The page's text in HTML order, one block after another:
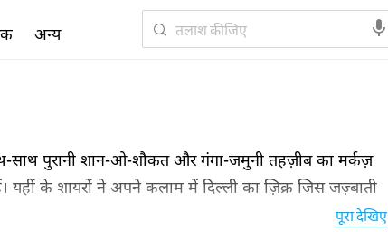
साथ पुरानी शान-ओ-शौकत और गंगा-जमुनी तहज़ीब का मर्कज़
के शायरों ने अपने कलाम में दिल्ली का ज़िक्र जिस जज़्बाती
शायरी इसके माज़ी और हाल की ऐसी तस्वीर है जो उर्दू शायरी के
पूरा देखिए
अन्य